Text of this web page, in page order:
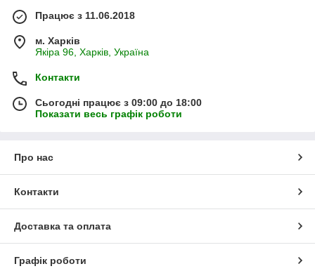
Працює з 11.06.2018
м. Харків
Якіра 96, Харків, Україна
Контакти
Сьогодні працює з 09:00 до 18:00
Показати весь графік роботи
Про нас
Контакти
Доставка та оплата
Графік роботи